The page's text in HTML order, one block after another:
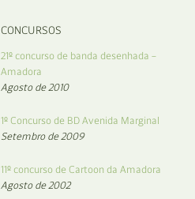
CONCURSOS
21º concurso de banda desenhada –
Amadora
Agosto de 2010
1º Concurso de BD Avenida Marginal
Setembro de 2009
11º concurso de Cartoon da Amadora
Agosto de 2002